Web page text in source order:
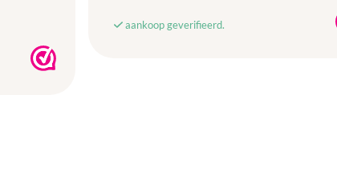
aankoop geverifieerd.